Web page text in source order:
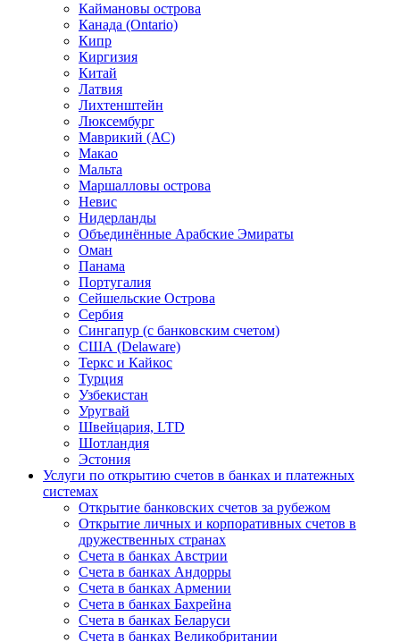
Каймановы острова
Канада (Ontario)
Кипр
Киргизия
Китай
Латвия
Лихтенштейн
Люксембург
Маврикий (АС)
Макао
Мальта
Маршалловы острова
Нeвис
Нидерланды
Объединённые Арабские Эмираты
Оман
Панама
Португалия
Сейшельские Острова
Сербия
Сингапур (c банковским счетом)
США (Delaware)
Теркс и Кайкос
Турция
Узбекистан
Уругвай
Швейцария, LTD
Шотландия
Эстония
Услуги по открытию счетов в банках и платежных
системах
Открытие банковских счетов за рубежом
Открытие личных и корпоративных счетов в
дружественных странах
Счета в банках Австрии
Счета в банках Андорры
Счета в банках Армении
Счета в банках Бахрейна
Счета в банках Беларуси
Счета в банках Великобритании